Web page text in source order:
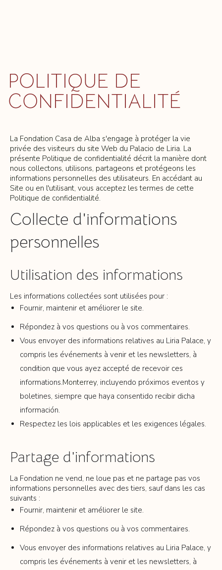
POLITIQUE DE
CONFIDENTIALITÉ
La Fondation Casa de Alba s'engage à protéger la vie
privée des visiteurs du site Web du Palacio de Liria. La
présente Politique de confidentialité décrit la manière dont
nous collectons, utilisons, partageons et protégeons les
informations personnelles des utilisateurs. En accédant au
Site ou en l'utilisant, vous acceptez les termes de cette
Politique de confidentialité.
Collecte d'informations
personnelles
Utilisation des informations
Les informations collectées sont utilisées pour :
Fournir, maintenir et améliorer le site.
Répondez à vos questions ou à vos commentaires.
Vous envoyer des informations relatives au Liria Palace, y
compris les événements à venir et les newsletters, à
condition que vous ayez accepté de recevoir ces
informations.Monterrey, incluyendo próximos eventos y
boletines, siempre que haya consentido recibir dicha
información.
Respectez les lois applicables et les exigences légales.
Partage d'informations
La Fondation ne vend, ne loue pas et ne partage pas vos
informations personnelles avec des tiers, sauf dans les cas
suivants :
Fournir, maintenir et améliorer le site.
Répondez à vos questions ou à vos commentaires.
Vous envoyer des informations relatives au Liria Palace, y
compris les événements à venir et les newsletters, à